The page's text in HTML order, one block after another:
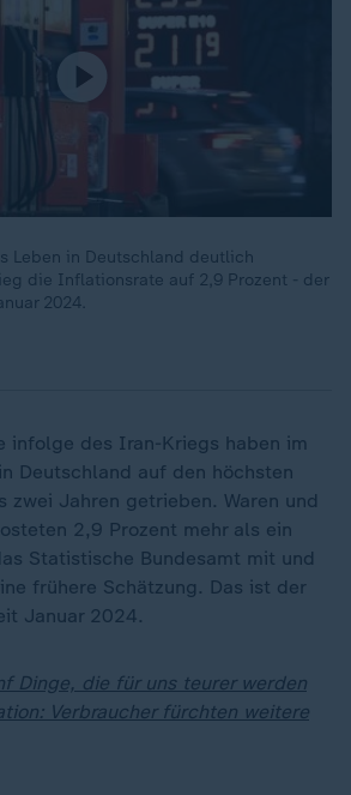
Leben in Deutschland deutlich
die Inflationsrate auf 2,9 Prozent - der
2024.
infolge des Iran-Kriegs haben im
in Deutschland auf den höchsten
zwei Jahren getrieben. Waren und
2,9 Prozent mehr als ein
Statistische Bundesamt mit und
frühere Schätzung. Das ist der
Januar 2024.
Dinge, die für uns teurer werden
Verbraucher fürchten weitere